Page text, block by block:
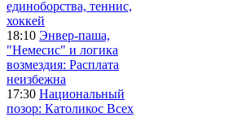
единоборства, теннис,
хоккей
18:10 Энвер-паша,
"Немесис" и логика
возмездия: Расплата
неизбежна
17:30 Национальный
позор: Католикос Всех